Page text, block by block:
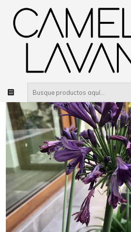
Inicio Planta Flores Flores de temporada
Agapanto purple delight